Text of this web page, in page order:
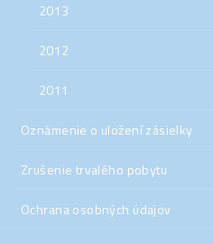
2013
2012
2011
Oznámenie o uložení zásielky
Zrušenie trvalého pobytu
Ochrana osobných údajov